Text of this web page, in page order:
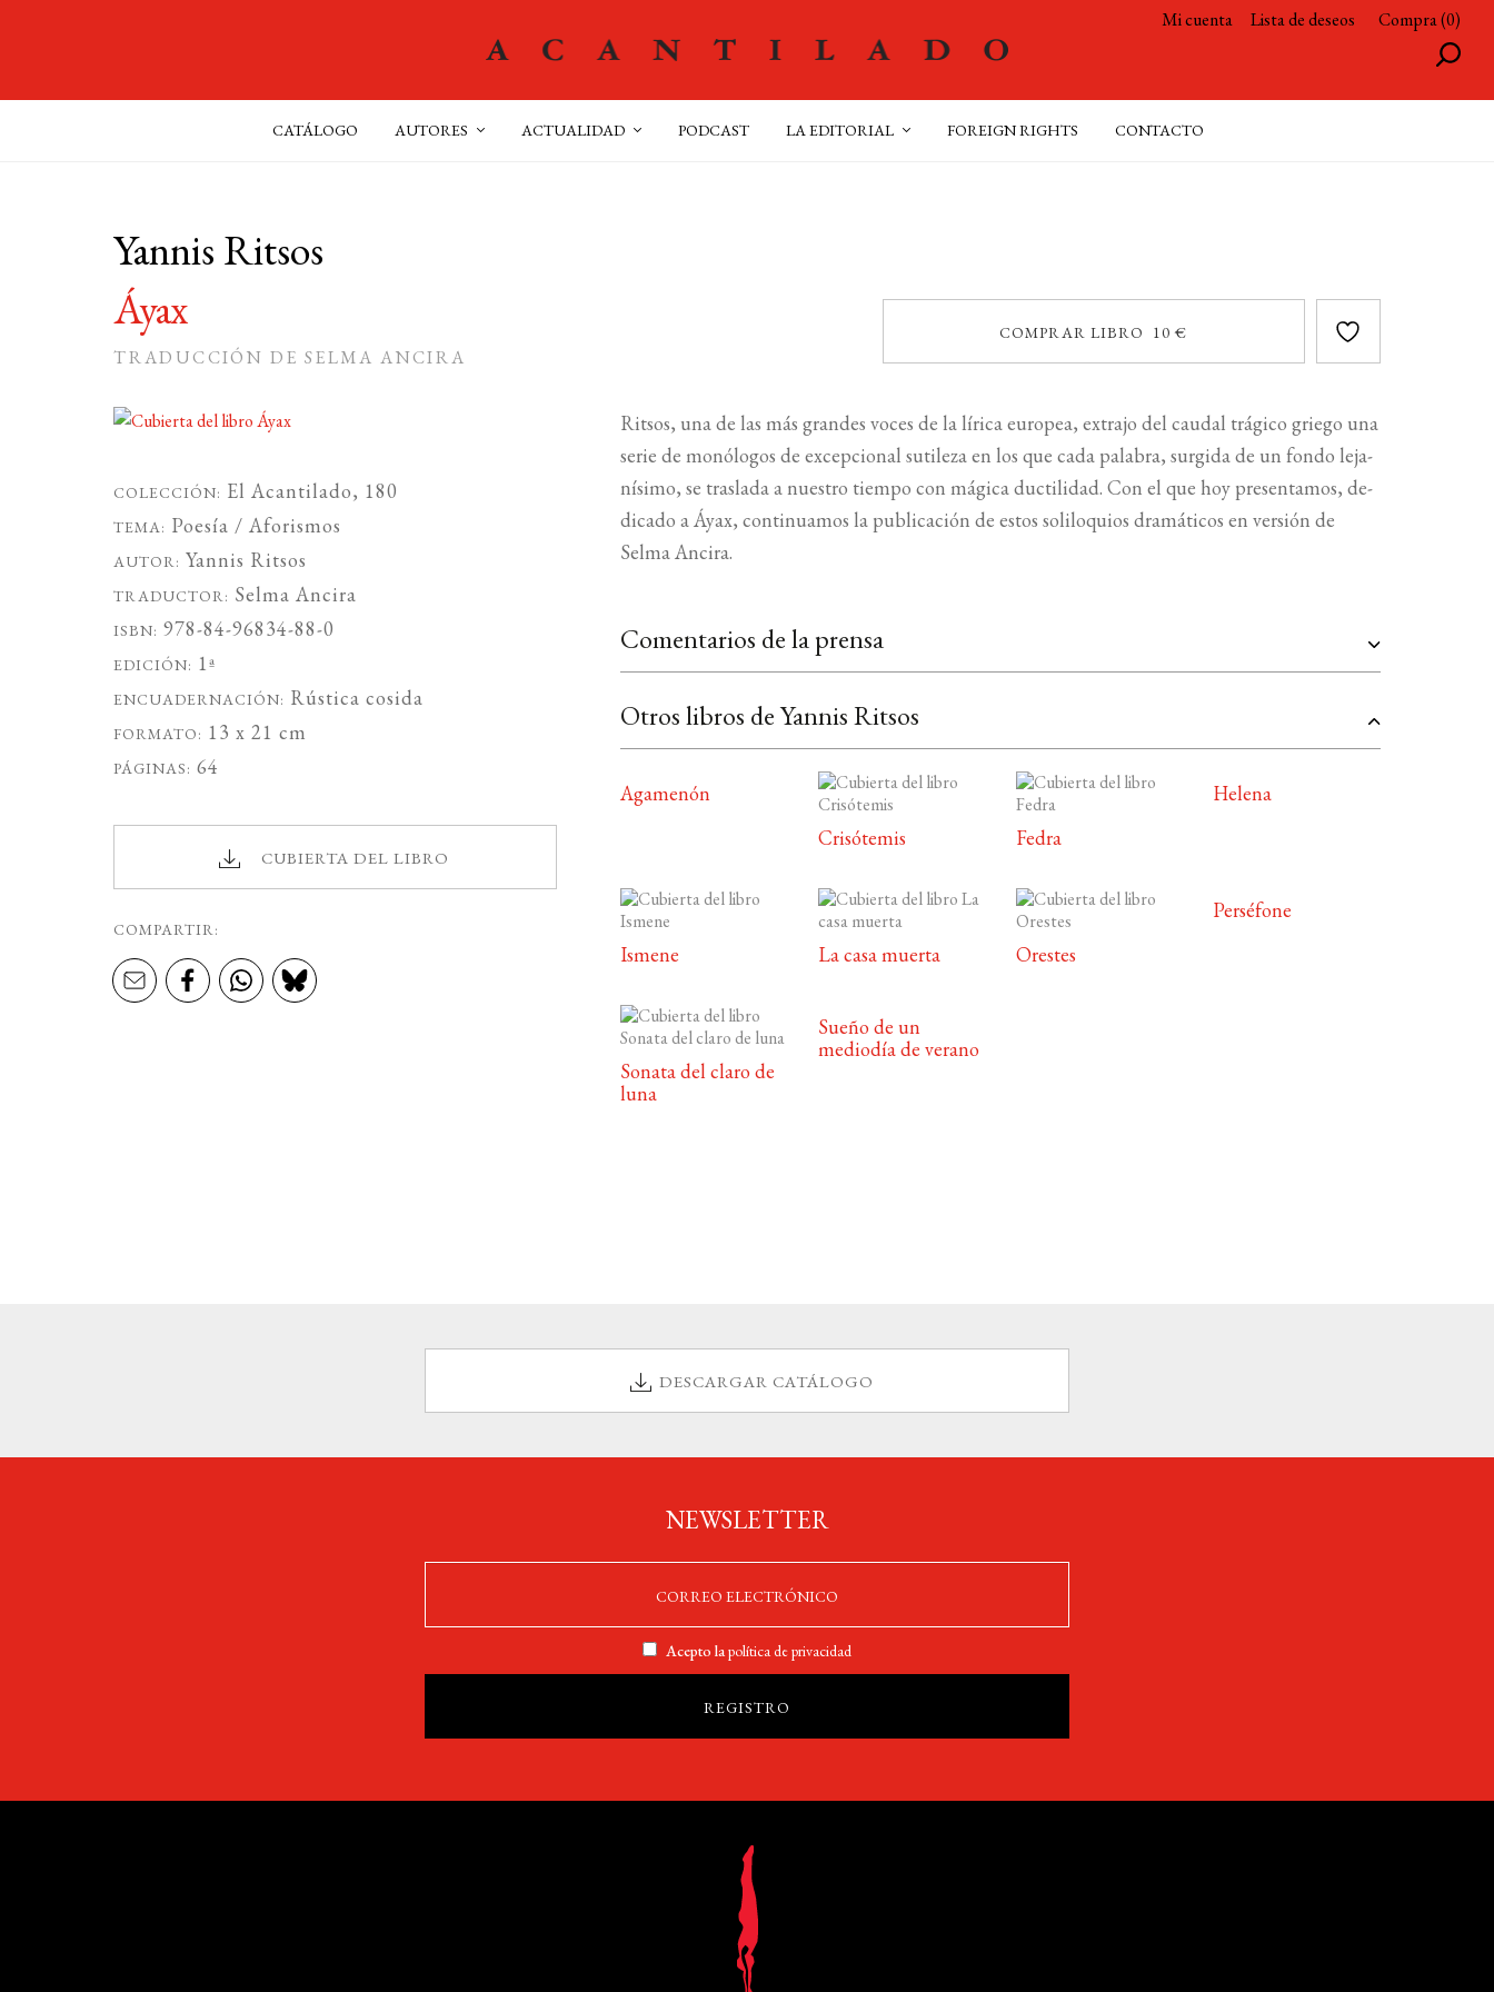
Mi cuenta Lista de deseos Compra (0)
CATÁLOGO AUTORES ACTUALIDAD PODCAST LA EDITORIAL FOREIGN RIGHTS CONTACTO
Yannis Ritsos
Áyax
TRADUCCIÓN DE SELMA ANCIRA
COMPRAR LIBRO 10 €
COLECCIÓN: El Acantilado, 180
TEMA: Poesía / Aforismos
AUTOR: Yannis Ritsos
TRADUCTOR: Selma Ancira
ISBN: 978-84-96834-88-0
EDICIÓN: 1ª
ENCUADERNACIÓN: Rústica cosida
FORMATO: 13 x 21 cm
PÁGINAS: 64
CUBIERTA DEL LIBRO
COMPARTIR:
Ritsos, una de las más grandes voces de la lírica europea, extrajo del caudal trágico griego una
serie de monólogos de excepcional sutileza en los que cada palabra, surgida de un fondo leja­
nísimo, se traslada a nuestro tiempo con mágica ductilidad. Con el que hoy presentamos, de­
di­cado a Áyax, continuamos la publicación de estos soliloquios dramáticos en versión de
Selma Ancira.
Comentarios de la prensa
Otros libros de Yannis Ritsos
Agamenón
Crisótemis
Fedra
Helena
Ismene La casa muerta Orestes
Perséfone
Sonata del claro de
luna
Sueño de un
mediodía de verano
DESCARGAR CATÁLOGO
NEWSLETTER
Acepto lapolítica de privacidad